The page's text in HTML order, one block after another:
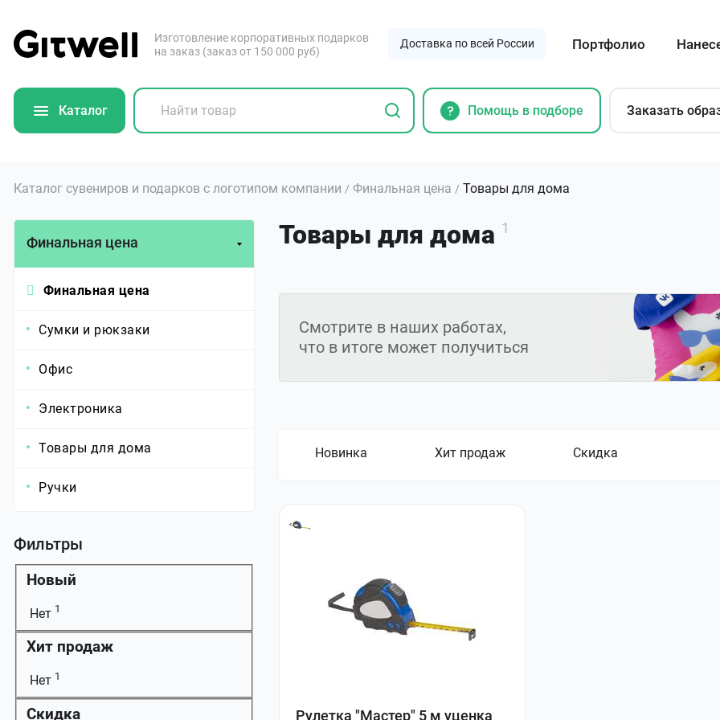
Изготовление корпоративных подарков
на заказ (заказ от 150 000 руб)
Доставка по всей России Портфолио
Каталог Помощь в подборе Заказать
Каталог сувениров и подарков с логотипом компании / Финальная цена / Товары для дома
Финальная цена
Финальная цена
Сумки и рюкзаки
Офис
Электроника
Товары для дома
Ручки
Фильтры
Новый
Нет 1
Хит продаж
Нет 1
Скидка
Товары для дома 1
Смотрите в наших работах,
что в итоге может получиться
Новинка Хит продаж Скидка
Рулетка "Мастер" 5 м уценка